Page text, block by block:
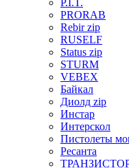
P.I.T.
PRORAB
Rebir zip
RUSELF
Status zip
STURM
VEBEX
Байкал
Диолд zip
Инстар
Интерскол
Пистолеты
Ресанта